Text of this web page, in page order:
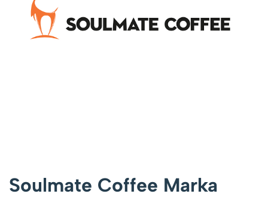
Soulmate Coffee Marka